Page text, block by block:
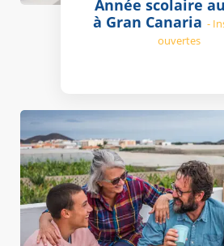
Année scolaire
à Gran Canaria -
ouvertes